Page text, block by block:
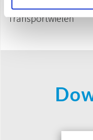
Transportwielen